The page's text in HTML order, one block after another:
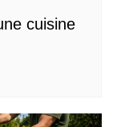
cuisine